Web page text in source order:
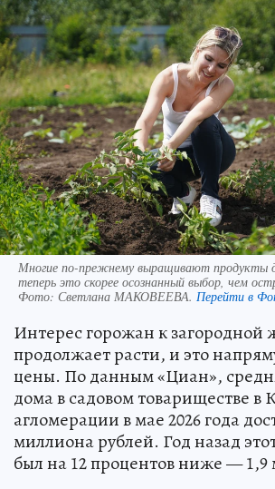
Многие по-прежнему выращивают продукты
теперь это скорее осознанный выбор, чем
Фото: Светлана МАКОВЕЕВА. Перейти в
Интерес горожан к загородной
продолжает расти, и это
цены. По данным «Циан»,
дома в садовом товариществе в
агломерации в мае 2026 года
миллиона рублей. Год назад
был на 12 процентов ниже —